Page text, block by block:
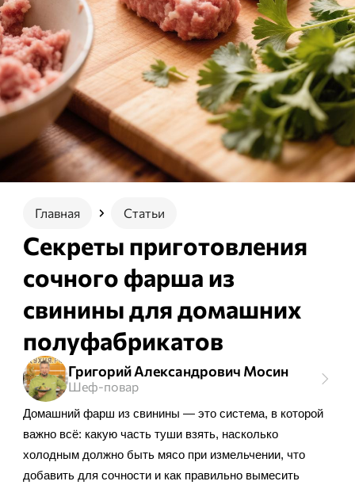
Главная Статьи
Секреты приготовления
сочного фарша из
свинины для домашних
полуфабрикатов
Григорий Александрович Мосин
Шеф-повар
Домашний фарш из свинины — это система, в которой
важно всё: какую часть туши взять, насколько
холодным должно быть мясо при измельчении, что
добавить для сочности и как правильно вымесить